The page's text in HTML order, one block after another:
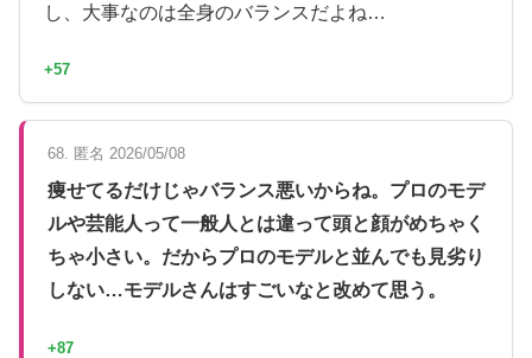
し、大事なのは全身のバランスだよね…
+57
68. 匿名 2026/05/08
痩せてるだけじゃバランス悪いからね。プロのモデ
ルや芸能人って一般人とは違って頭と顔がめちゃく
ちゃ小さい。だからプロのモデルと並んでも見劣り
しない…モデルさんはすごいなと改めて思う。
+87